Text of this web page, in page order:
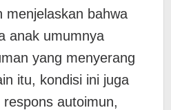
menjelaskan bahwa
anak umumnya
yang menyerang
itu, kondisi ini juga
autoimun,